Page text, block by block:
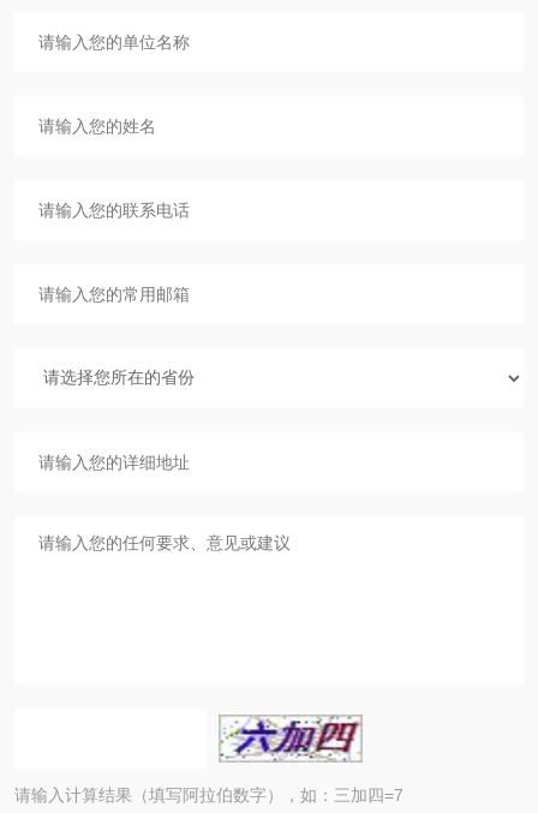
请输入计算结果（填写阿拉伯数字），如：三加四=7